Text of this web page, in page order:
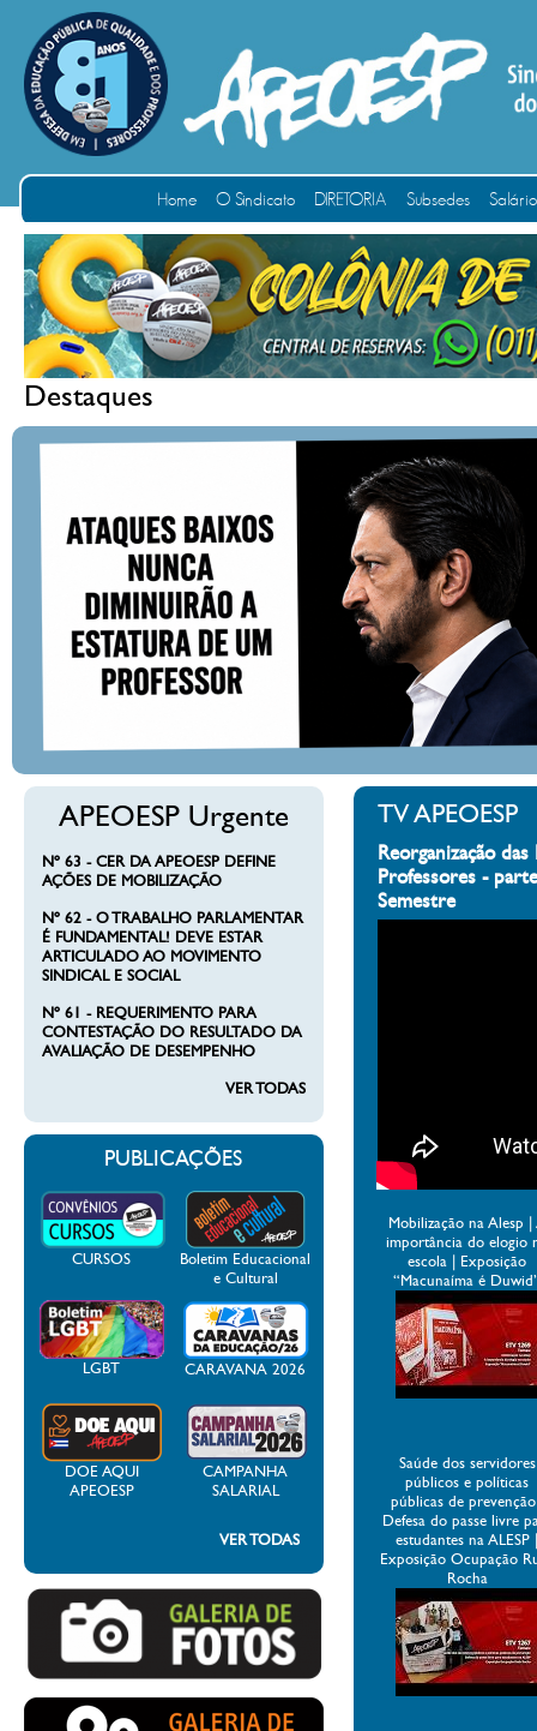
Home O Sindicato DIRETORIA Subsedes
Destaques
APEOESP Urgente
Nº 63 - CER DA APEOESP DEFINE
AÇÕES DE MOBILIZAÇÃO
Nº 62 - O TRABALHO PARLAMENTAR
É FUNDAMENTAL! DEVE ESTAR
ARTICULADO AO MOVIMENTO
SINDICAL E SOCIAL
Nº 61 - REQUERIMENTO PARA
CONTESTAÇÃO DO RESULTADO DA
AVALIAÇÃO DE DESEMPENHO
VER TODAS
PUBLICAÇÕES
CURSOS
Boletim Educacional
e Cultural
LGBT CARAVANA 2026
DOE AQUI
APEOESP
CAMPANHA
SALARIAL
VER TODAS
TV APEOESP
Reorganização
Professores -
Semestre
Mobilização na Alesp |
importância do elogio
escola | Exposição
“Macunaíma é
Saúde dos servidores
públicos e políticas
públicas de
Defesa do passe livre
estudantes na ALESP
Exposição Ocupação
Rocha